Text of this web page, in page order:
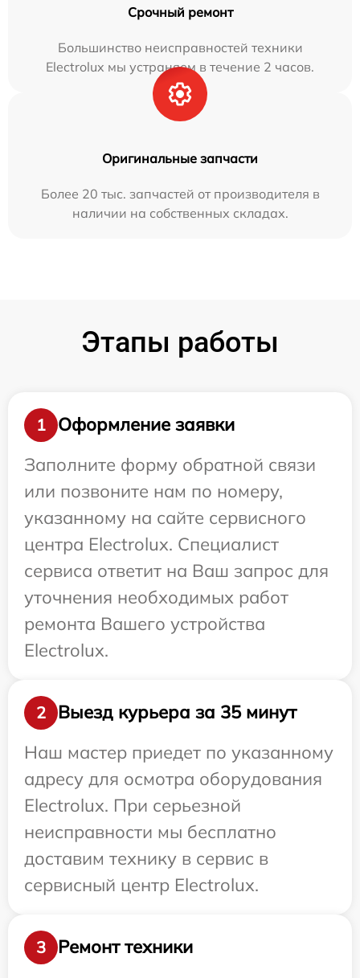
Срочный ремонт
Большинство неисправностей техники
Electrolux мы устраняем в течение 2 часов.
Оригинальные запчасти
Более 20 тыс. запчастей от производителя в
наличии на собственных складах.
Этапы работы
1
Оформление заявки
Заполните форму обратной связи
или позвоните нам по номеру,
указанному на сайте сервисного
центра Electrolux. Специалист
сервиса ответит на Ваш запрос для
уточнения необходимых работ
ремонта Вашего устройства
Electrolux.
2
Выезд курьера за 35 минут
Наш мастер приедет по указанному
адресу для осмотра оборудования
Electrolux. При серьезной
неисправности мы бесплатно
доставим технику в сервис в
сервисный центр Electrolux.
3
Ремонт техники